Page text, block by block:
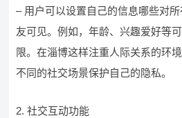
– 用户可以设置自己的信息哪些对
友可见。例如，年龄、兴趣爱好等
限。在淄博这样注重人际关系的环
不同的社交场景保护自己的隐私。
2. 社交互动功能